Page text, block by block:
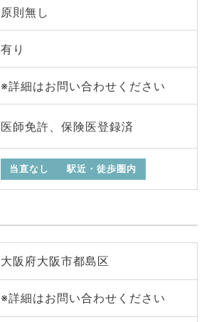
原則無し
有り
※詳細はお問い合わせください
医師免許、保険医登録済
当直なし 駅近・徒歩圏内
大阪府大阪市都島区
※詳細はお問い合わせください